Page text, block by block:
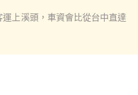
運上溪頭，車資會比從台中直達